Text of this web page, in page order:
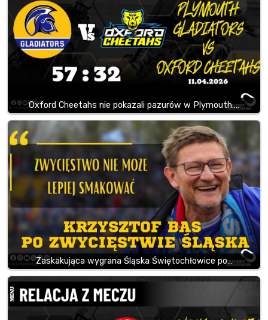
Oxford Cheetahs nie pokazali pazurów w Plymouth.…
Zaskakująca wygrana Śląska Świętochłowice po…